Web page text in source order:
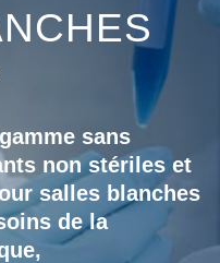
sans
non stériles et
salles blanches
de la